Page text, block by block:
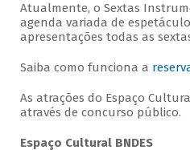
Atualmente, o Sextas
agenda variada de
apresentações todas as
Saiba como funciona a
As atrações do Espaço
através de concurso público.
Espaço Cultural BNDES